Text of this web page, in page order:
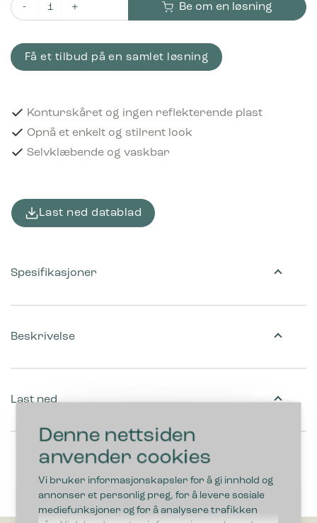
Denne nettsiden
anvender cookies
Vi bruker informasjonskapsler for å gi innhold og
annonser et personlig preg, for å levere sosiale
mediefunksjoner og for å analysere trafikken
Piktogram Pant 15x15 cm Konturskåret Hvid antall
Be om en løsning
Få et tilbud på en samlet løsning
Konturskåret og ingen reflekterende plast
Opnå et enkelt og stilrent look
Selvklæbende og vaskbar
Last ned datablad
Beskrivelse
Last ned
Spesifikasjoner